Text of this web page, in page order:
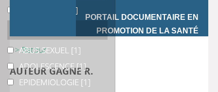
PORTAIL DOCUMENTAIRE EN
PROMOTION DE LA SANTÉ
>> Retour
AUTEUR GAGNE R.
FRAPPIER J.Y. [1]
ABUS SEXUEL
ABUS SEXUEL [1]
ADOLESCENCE
ADOLESCENCE[1]
EPIDEMIOLOGIE
EPIDEMIOLOGIE [1]